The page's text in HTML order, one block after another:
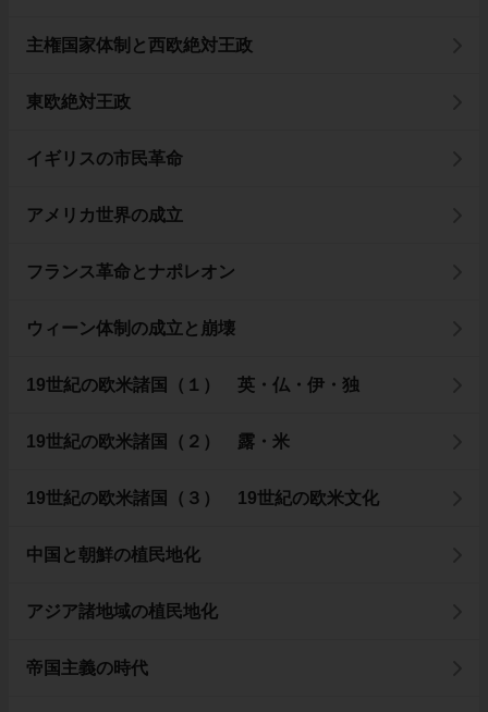
主権国家体制と西欧絶対王政
東欧絶対王政
イギリスの市民革命
アメリカ世界の成立
フランス革命とナポレオン
ウィーン体制の成立と崩壊
19世紀の欧米諸国（１） 英・仏・伊・独
19世紀の欧米諸国（２） 露・米
19世紀の欧米諸国（３） 19世紀の欧米文化
中国と朝鮮の植民地化
アジア諸地域の植民地化
帝国主義の時代